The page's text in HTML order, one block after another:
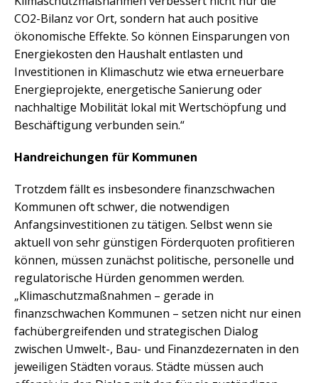
CO2-Bilanz vor Ort, sondern hat auch positive
ökonomische Effekte. So können Einsparungen von
Energiekosten den Haushalt entlasten und
Investitionen in Klimaschutz wie etwa erneuerbare
Energieprojekte, energetische Sanierung oder
nachhaltige Mobilität lokal mit Wertschöpfung und
Beschäftigung verbunden sein.“
Handreichungen für Kommunen
Trotzdem fällt es insbesondere finanzschwachen
Kommunen oft schwer, die notwendigen
Anfangsinvestitionen zu tätigen. Selbst wenn sie
aktuell von sehr günstigen Förderquoten profitieren
können, müssen zunächst politische, personelle und
regulatorische Hürden genommen werden.
„Klimaschutzmaßnahmen – gerade in
finanzschwachen Kommunen – setzen nicht nur einen
fachübergreifenden und strategischen Dialog
zwischen Umwelt-, Bau- und Finanzdezernaten in den
jeweiligen Städten voraus. Städte müssen auch